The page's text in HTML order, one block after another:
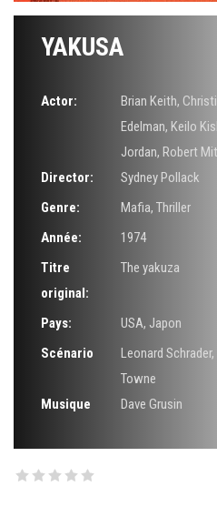
YAKUSA
Actor: Brian Keith,
Edelman, Keilo
Jordan, Robert
Director:
Sydney Pollack
Genre:
Mafia, Thriller
Année:
1974
Titre
original:
The yakuza
Pays:
USA, Japon
Scénario
Leonard Schrader,
Towne
Musique
Dave Grusin